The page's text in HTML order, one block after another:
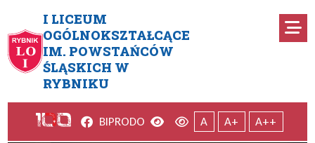
I LICEUM
OGÓLNOKSZTAŁCĄCE
IM. POWSTAŃCÓW
ŚLĄSKICH W
RYBNIKU
JuFeNalia – utopijna idylla
Facebook
BIPRODO Wersja kontrastowa
Wersja domyślna
A A+ A++